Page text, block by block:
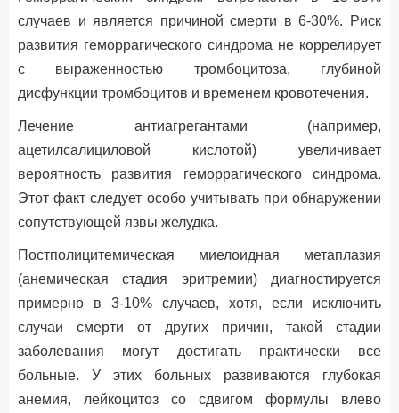
случаев и является причиной смерти в 6-30%. Риск
развития геморрагического синдрома не коррелирует
с выраженностью тромбоцитоза, глубиной
дисфункции тромбоцитов и временем кровотечения.
Лечение антиагрегантами (например,
ацетилсалициловой кислотой) увеличивает
вероятность развития геморрагического синдрома.
Этот факт следует особо учитывать при обнаружении
сопутствующей язвы желудка.
Постполицитемическая миелоидная метаплазия
(анемическая стадия эритремии) диагностируется
примерно в 3-10% случаев, хотя, если исключить
случаи смерти от других причин, такой стадии
заболевания могут достигать практически все
больные. У этих больных развиваются глубокая
анемия, лейкоцитоз со сдвигом формулы влево